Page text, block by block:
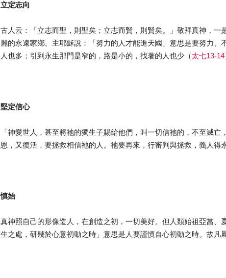
立定志向
古人云：「立志而聖，則聖矣；立志而賢，則賢矣。」敬拜真神，
麗的永遠家鄉。主耶穌說：「努力的人才能進天國」意思是要努力
人也多；引到永生那門是窄的，路是小的，找著的人也少（太七13-14
堅定信心
「神愛世人，甚至將祂的獨生子賜給他們，叫一切信祂的，不至滅亡
恩，又復活，要拯救相信祂的人。祂要再來，行審判與拯救，義人得
慎始
真神照自己的形像造人，在創造之初，一切美好。但人類始祖亞當
生之處，研幾於心意初動之時」意思是人要謹慎自心初動之時。故凡